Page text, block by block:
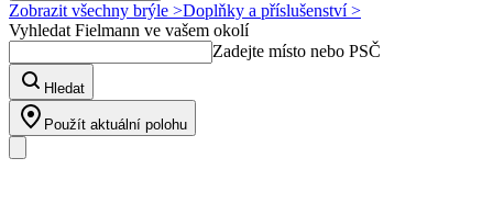
Zobrazit všechny brýle >Doplňky a příslušenství >
Vyhledat Fielmann ve vašem okolí
Zadejte místo nebo PSČ
Hledat
Použít aktuální polohu